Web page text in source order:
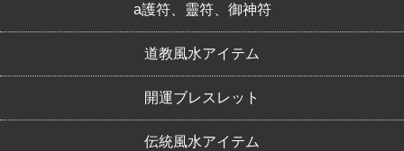
a護符、靈符、御神符
道教風水アイテム
開運ブレスレット
伝統風水アイテム